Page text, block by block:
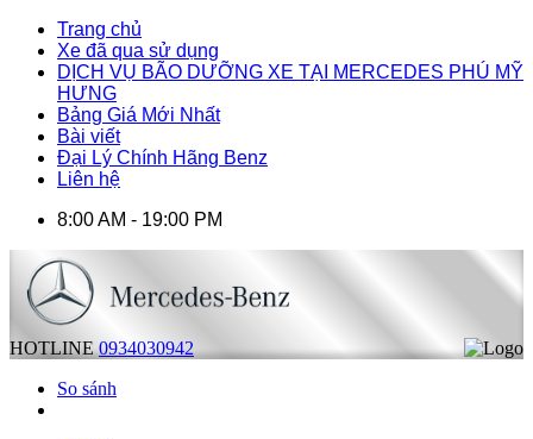
Trang chủ
Xe đã qua sử dụng
DỊCH VỤ BÃO DƯỠNG XE TẠI MERCEDES PHÚ MỸ
HƯNG
Bảng Giá Mới Nhất
Bài viết
Đại Lý Chính Hãng Benz
Liên hệ
8:00 AM - 19:00 PM
HOTLINE0934030942
So sánh